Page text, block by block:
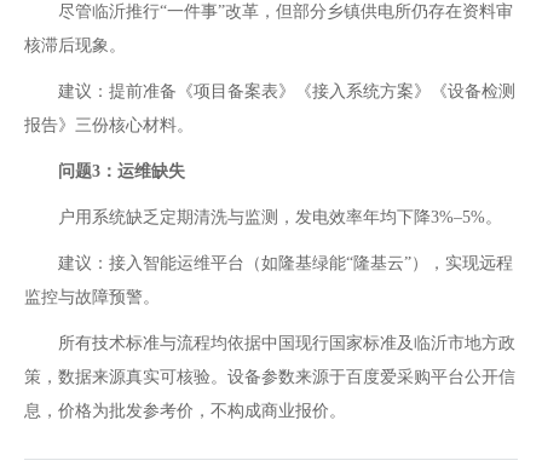
尽管临沂推行“一件事”改革，但部分乡镇供电所仍存在资料审
核滞后现象。
建议‌：提前准备《项目备案表》《接入系统方案》《设备检测
报告》三份核心材料。
问题3：运维缺失‌
户用系统缺乏定期清洗与监测，发电效率年均下降3%–5%。
建议‌：接入智能运维平台（如隆基绿能“隆基云”），实现远程
监控与故障预警。
所有技术标准与流程均依据中国现行国家标准及临沂市地方政
策，数据来源真实可核验。设备参数来源于百度爱采购平台公开信
息，价格为批发参考价，不构成商业报价。